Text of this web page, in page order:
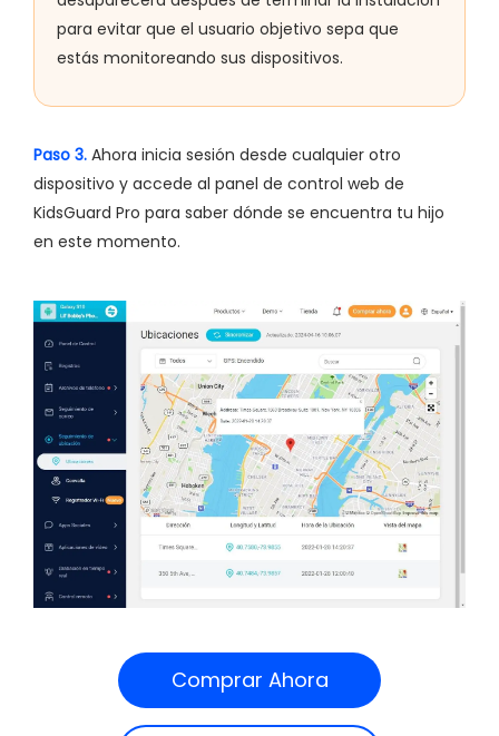
para evitar que el usuario objetivo sepa que
estás monitoreando sus dispositivos.
Paso 3. Ahora inicia sesión desde cualquier otro
dispositivo y accede al panel de control web de
KidsGuard Pro para saber dónde se encuentra tu hijo
en este momento.
Comprar Ahora